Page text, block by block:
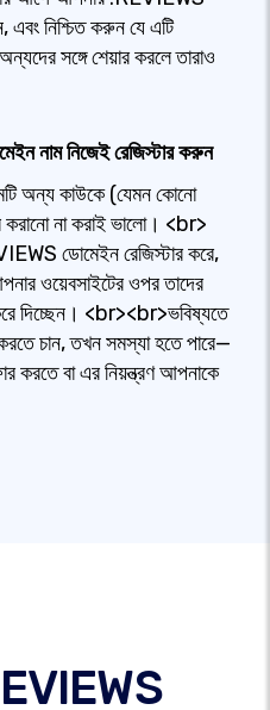
এবং নিশ্চিত করুন যে এটি
সঙ্গে শেয়ার করলে তারাও
নাম নিজেই রেজিস্টার করুন
অন্য কাউকে (যেমন কোনো
করানো না করাই ভালো। <br>
ডোমেইন রেজিস্টার করে,
ওয়েবসাইটের ওপর তাদের
দিচ্ছেন। <br><br>ভবিষ্যতে
চান, তখন সমস্যা হতে পারে—
করতে বা এর নিয়ন্ত্রণ আপনাকে